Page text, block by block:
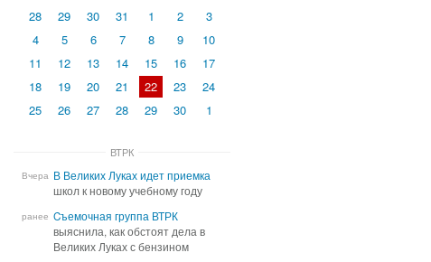
28 29 30 31 1 2
3
4
5 6 7 8 9
10
11
12 13 14 15 16
17
18
19 20 21 22 23
24
25
26 27 28 29 30 1
ВТРК
Вчера В Великих Луках идет приемка
школ к новому учебному году
В Великих Луках идет приемка
школ к новому учебному году
ранее Cъемочная группа ВТРК
выяснила, как обстоят дела в
Великих Луках с бензином
Cъемочная группа ВТРК
выяснила, как обстоят дела в
Великих Луках с бензином